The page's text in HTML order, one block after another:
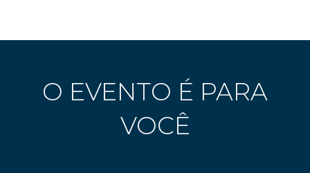
O EVENTO É PARA
VOCÊ